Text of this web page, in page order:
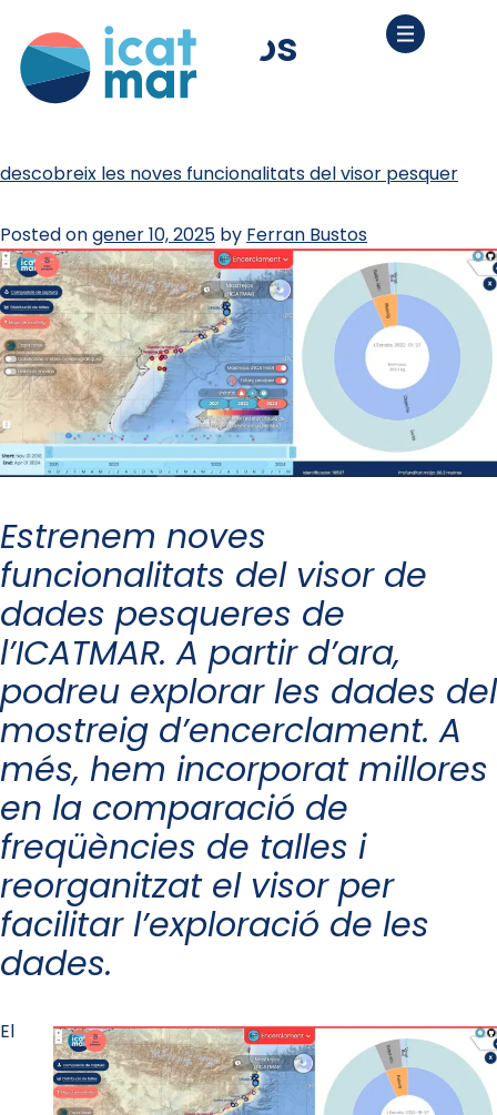
etiqueta:datos
pesqueros
descobreix les noves funcionalitats del visor pesquer
Posted ongener 10, 2025 by Ferran Bustos
Estrenem noves
funcionalitats del visor de
dades pesqueres de
l’ICATMAR. A partir d’ara,
podreu explorar les dades del
mostreig d’encerclament. A
més, hem incorporat millores
en la comparació de
freqüències de talles i
reorganitzat el visor per
facilitar l’exploració de les
dades.
El